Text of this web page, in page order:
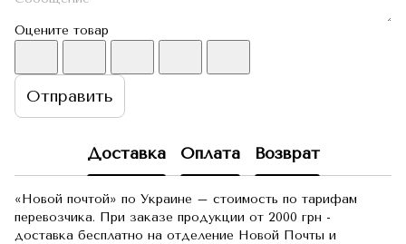
Оцените товар
Отправить
Доставка Оплата Возврат
«Новой почтой» по Украине – стоимость по тарифам
перевозчика. При заказе продукции от 2000 грн -
доставка бесплатно на отделение Новой Почты и